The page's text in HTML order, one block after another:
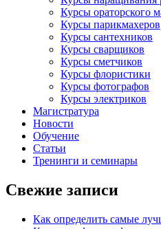
Курсы ораторского
Курсы парикмахеров
Курсы сантехников
Курсы сварщиков
Курсы сметчиков
Курсы флористики
Курсы фотографов
Курсы электриков
Магистратура
Новости
Обучение
Статьи
Тренинги и семинары
Свежие записи
Как определить самые